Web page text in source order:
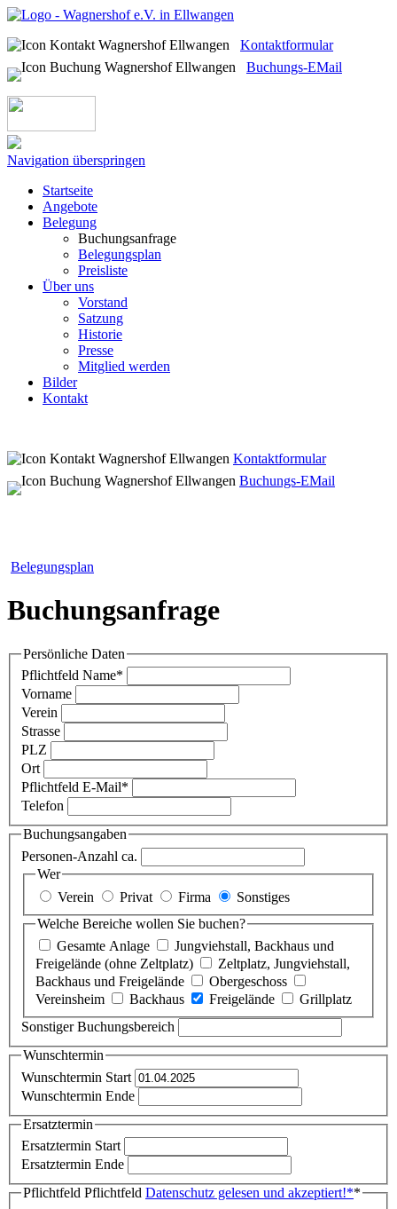
Kontaktformular
Buchungs-EMail
Navigation überspringen
Startseite
Angebote
Belegung
Buchungsanfrage
Belegungsplan
Preisliste
Über uns
Vorstand
Satzung
Historie
Presse
Mitglied werden
Bilder
Kontakt
Kontaktformular
Buchungs-EMail
Belegungsplan
Buchungsanfrage
Persönliche Daten
Pflichtfeld Name*
Vorname
Verein
Strasse
PLZ
Ort
Pflichtfeld E-Mail*
Telefon
Buchungsangaben
Personen-Anzahl ca.
Wer
Verein
Privat Firma
Sonstiges
Welche Bereiche wollen Sie buchen?
Gesamte Anlage
Jungviehstall, Backhaus und
Freigelände (ohne Zeltplatz)
Zeltplatz, Jungviehstall,
Backhaus und Freigelände
Obergeschoss
Vereinsheim
Backhaus Freigelände
Grillplatz
Sonstiger Buchungsbereich
Wunschtermin
Wunschtermin Start
Wunschtermin Ende
Ersatztermin
Ersatztermin Start
Ersatztermin Ende
Pflichtfeld Pflichtfeld Datenschutz gelesen und akzeptiert!**